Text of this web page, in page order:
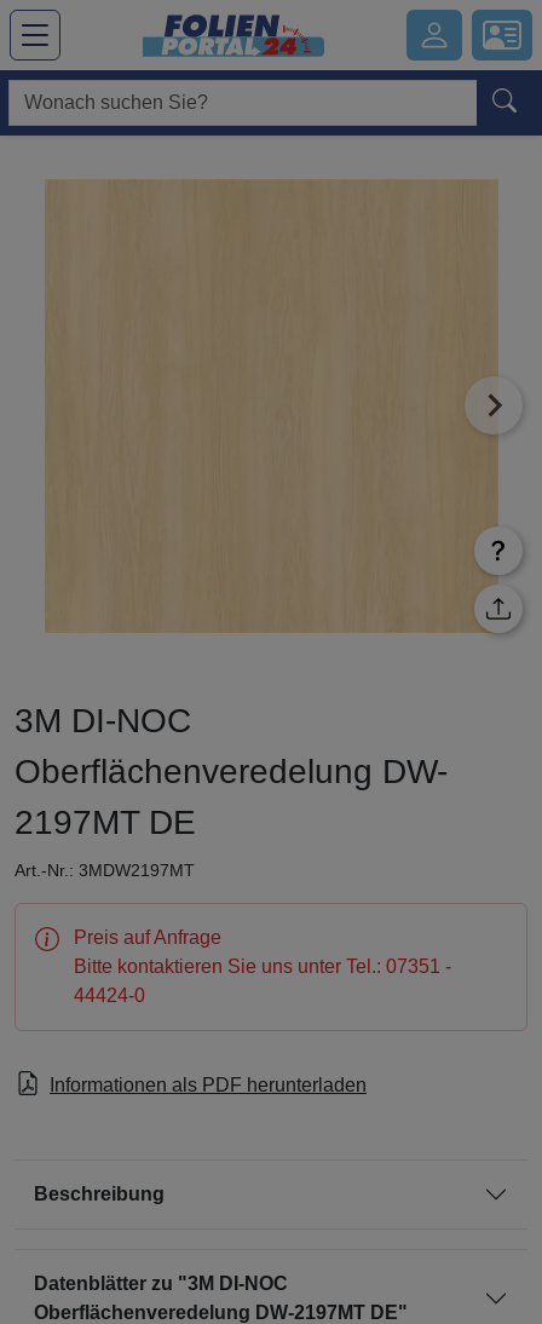
Hauptregion der Seite anspringen
3M DI-NOC
Oberflächenveredelung DW-
2197MT DE
Art.-Nr.: 3MDW2197MT
Preis auf Anfrage
Bitte kontaktieren Sie uns unter Tel.: 07351 -
44424-0
Informationen als PDF herunterladen
Beschreibung
Datenblätter zu "3M DI-NOC
Oberflächenveredelung DW-2197MT DE"